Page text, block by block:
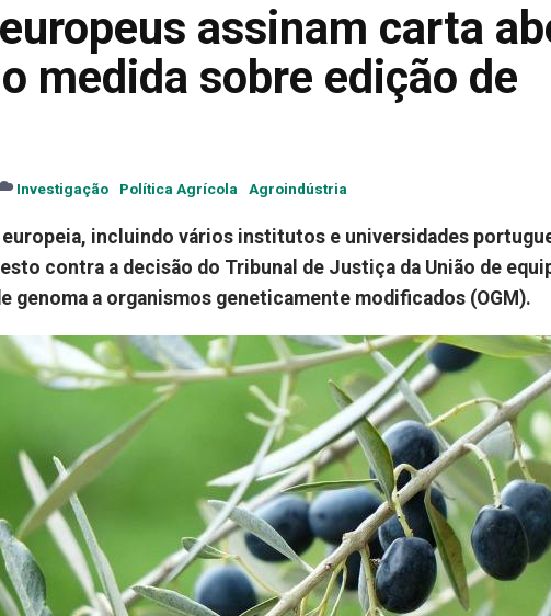
assinam carta
medida sobre edição de
Investigação Política Agrícola Agroindústria
incluindo vários institutos e universidades
contra a decisão do Tribunal de Justiça da União de
genoma a organismos geneticamente modificados (OGM).